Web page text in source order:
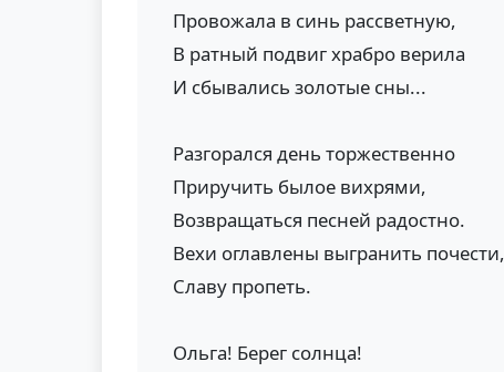
Провожала в синь рассветную,
В ратный подвиг храбро верила
И сбывались золотые сны...
Разгорался день торжественно
Приручить былое вихрями,
Возвращаться песней радостно.
Вехи оглавлены выгранить почести,
Славу пропеть.
Ольга! Берег солнца!